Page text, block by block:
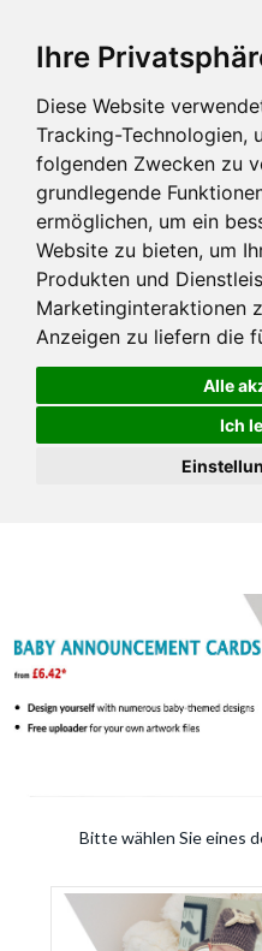
Ihre
Diese Website
Tracking-Technologien,
folgenden Zwecken zu
grundlegende
ermöglichen, um ein
Website zu bieten, um
Produkten und
Marketinginteraktionen
Anzeigen zu liefern die
Alle
Ich
Bitte wählen Sie eines